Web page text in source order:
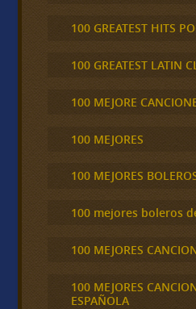
100 GREATEST HITS
100 GREATEST LATIN
100 MEJORE
100 MEJORES
100 MEJORES
100 mejores boleros
100 MEJORES
100 MEJORES
ESPAÑOLA